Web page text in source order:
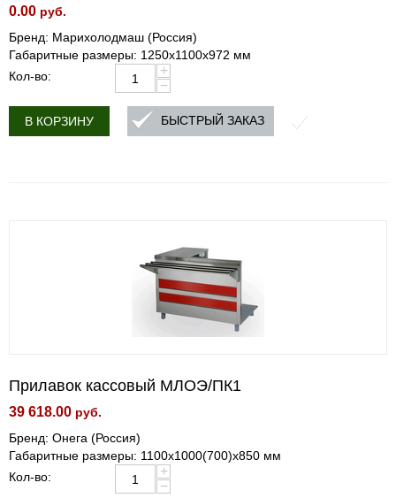
0.00 руб.
Бренд: Марихолодмаш (Россия)
Габаритные размеры: 1250х1100х972 мм
Кол-во:
+
−
В КОРЗИНУ БЫСТРЫЙ ЗАКАЗ
Прилавок кассовый МЛОЭ/ПК1
39 618.00 руб.
Бренд: Онега (Россия)
Габаритные размеры: 1100х1000(700)х850 мм
Кол-во:
+
−